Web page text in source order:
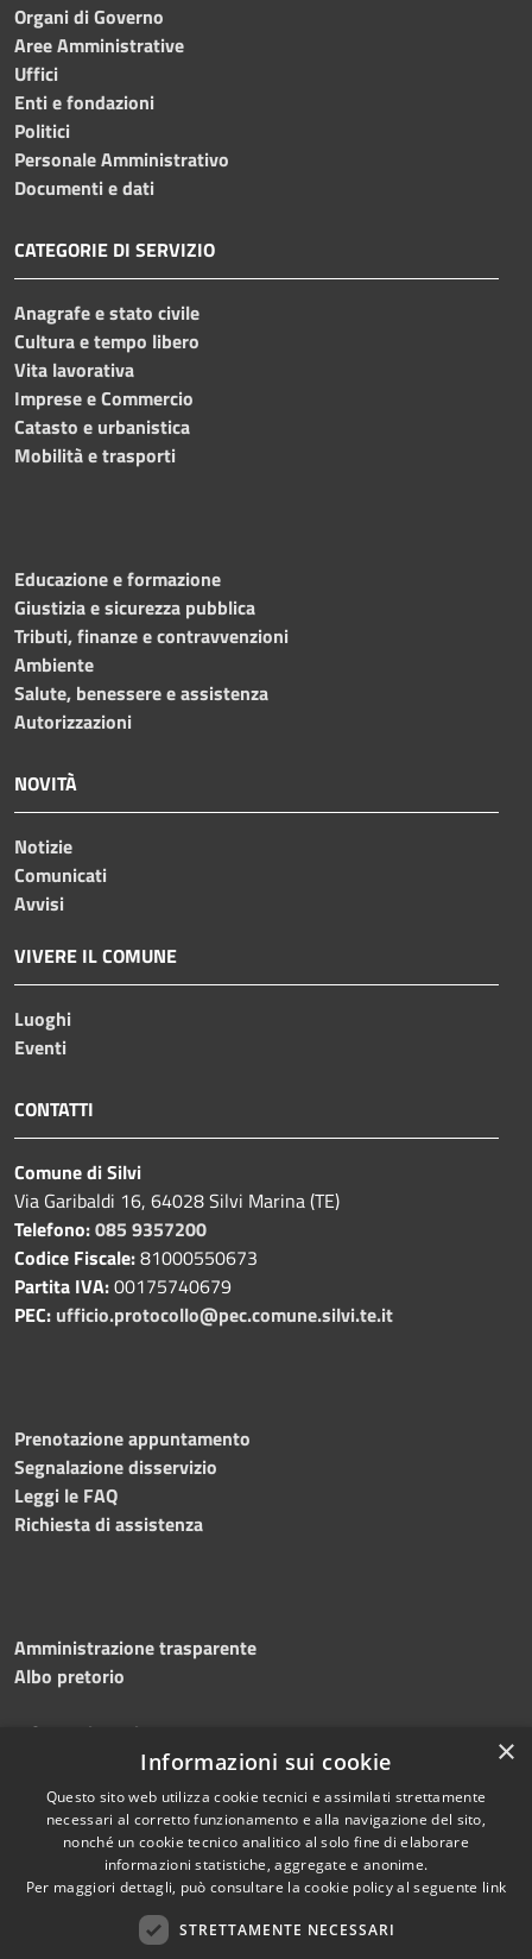
Organi di Governo
Aree Amministrative
Uffici
Enti e fondazioni
Politici
Personale Amministrativo
Documenti e dati
CATEGORIE DI SERVIZIO
Anagrafe e stato civile
Cultura e tempo libero
Vita lavorativa
Imprese e Commercio
Catasto e urbanistica
Mobilità e trasporti
Educazione e formazione
Giustizia e sicurezza pubblica
Tributi, finanze e contravvenzioni
Ambiente
Salute, benessere e assistenza
Autorizzazioni
NOVITÀ
Notizie
Comunicati
Avvisi
VIVERE IL COMUNE
Luoghi
Eventi
CONTATTI
Comune di Silvi
Via Garibaldi 16, 64028 Silvi Marina (TE)
Telefono:085 9357200
Codice Fiscale:81000550673
Partita IVA:00175740679
PEC: ufficio.protocollo@pec.comune.silvi.te.it
Prenotazione appuntamento
Segnalazione disservizio
Leggi le FAQ
Richiesta di assistenza
Amministrazione trasparente
Albo pretorio
Informativa privacy
Dichiarazione di accessibilità
Copyright © 2026 • Comune di
Silvi • Powered by
×
Informazioni sui cookie
Questo sito web utilizza cookie tecnici e assimilati strettamente
necessari al corretto funzionamento e alla navigazione del sito,
nonché un cookie tecnico analitico al solo fine di elaborare
informazioni statistiche, aggregate e anonime.
Per maggiori dettagli, può consultare la cookie policy al seguente link
STRETTAMENTE NECESSARI